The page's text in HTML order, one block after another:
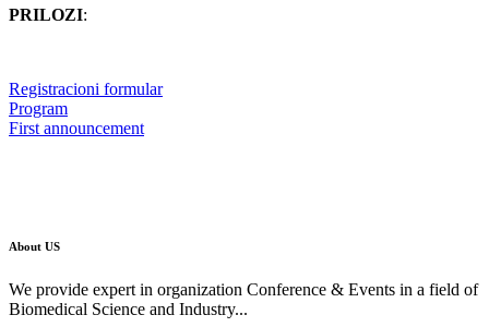
PRILOZI:
Registracioni formular
Program
First announcement
About US
We provide expert in organization Conference & Events in a field of
Biomedical Science and Industry...